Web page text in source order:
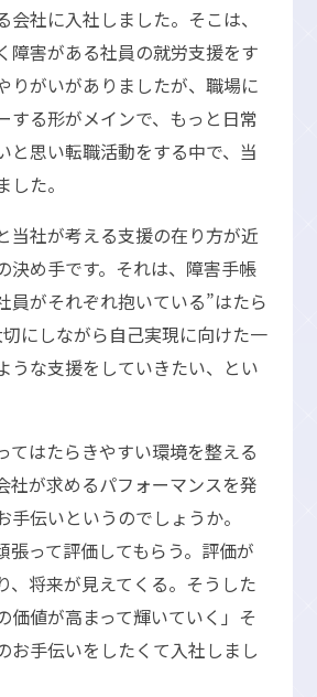
会社に入社しました。そこは、
障害がある社員の就労支援をす
りがいがありましたが、職場に
する形がメインで、もっと日常
と思い転職活動をする中で、当
た。
当社が考える支援の在り方が近
決め手です。それは、障害手帳
員がそれぞれ抱いている”はたら
にしながら自己実現に向けた一
うな支援をしていきたい、とい
てはたらきやすい環境を整える
社が求めるパフォーマンスを発
手伝いというのでしょうか。
張って評価してもらう。評価が
、将来が見えてくる。そうした
価値が高まって輝いていく」そ
お手伝いをしたくて入社しまし